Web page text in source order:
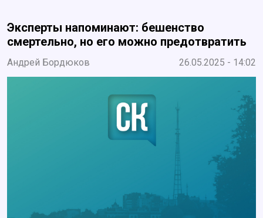
Эксперты напоминают: бешенство
смертельно, но его можно предотвратить
Андрей Бордюков 26.05.2025 - 14:02